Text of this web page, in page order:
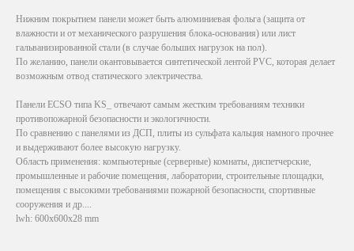
Нижним покрытием панели может быть алюминиевая фольга (защита от
влажности и от механического разрушения блока-основания) или лист
гальванизированной стали (в случае больших нагрузок на пол).
По желанию, панели окантовывается синтетической лентой PVC, которая делает
возможным отвод статического электричества.
Панели ECSO типа KS_ отвечают самым жестким требованиям техники
противопожарной безопасности и экологичности.
По сравнению с панелями из ДСП, плиты из сульфата кальция намного прочнее
и выдерживают более высокую нагрузку.
Область применения: компьютерные (серверные) комнаты, диспетчерские,
промышленные и рабочие помещения, лаборатории, строительные площадки,
помещения с высокими требованиями пожарной безопасности, спортивные
сооружения и др....
lwh: 600x600x28 mm